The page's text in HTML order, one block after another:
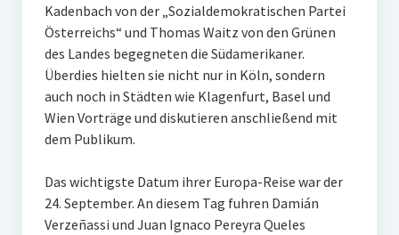
Kadenbach von der „Sozialdemokratischen Partei
Österreichs“ und Thomas Waitz von den Grünen
des Landes begegneten die Südamerikaner.
Überdies hielten sie nicht nur in Köln, sondern
auch noch in Städten wie Klagenfurt, Basel und
Wien Vorträge und diskutieren anschließend mit
dem Publikum.
Das wichtigste Datum ihrer Europa-Reise war der
24. September. An diesem Tag fuhren Damián
Verzeñassi und Juan Ignaco Pereyra Queles